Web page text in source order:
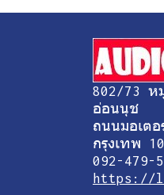
802/73 ห
อ่อนนุช
ถนนมอเตอ
กรุงเทพ
092-479-
https://